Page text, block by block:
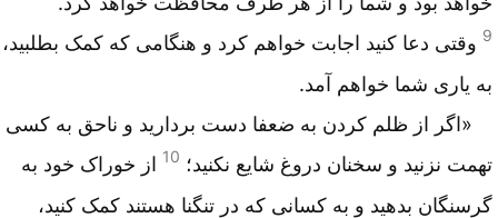
9 وقتی دعا کنید اجابت خواهم کرد و هنگامی که کمک بطلبید،
به یاری شما خواهم آمد.
«اگر از ظلم کردن به ضعفا دست بردارید و ناحق به کسی
تهمت نزنید و سخنان دروغ شایع نکنید؛ 10 از خوراک خود به
گرسنگان بدهید و به کسانی که در تنگنا هستند کمک کنید،